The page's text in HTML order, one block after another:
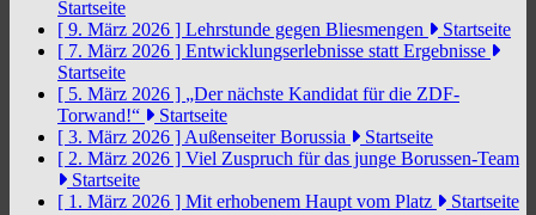
Startseite
[ 9. März 2026 ] Lehrstunde gegen Bliesmengen
Startseite
[ 7. März 2026 ] Entwicklungserlebnisse statt Ergebnisse
Startseite
[ 5. März 2026 ] „Der nächste Kandidat für die ZDF-
Torwand!“
Startseite
[ 3. März 2026 ] Außenseiter Borussia
Startseite
[ 2. März 2026 ] Viel Zuspruch für das junge Borussen-Team
Startseite
[ 1. März 2026 ] Mit erhobenem Haupt vom Platz
Startseite